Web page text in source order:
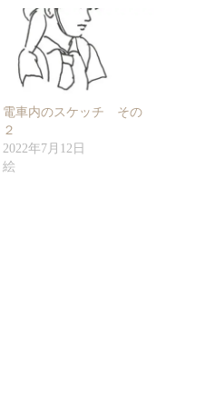
電車内のスケッチ その
２
2022年7月12日
絵